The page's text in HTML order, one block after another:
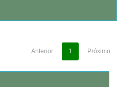
Anterior 1 Próximo